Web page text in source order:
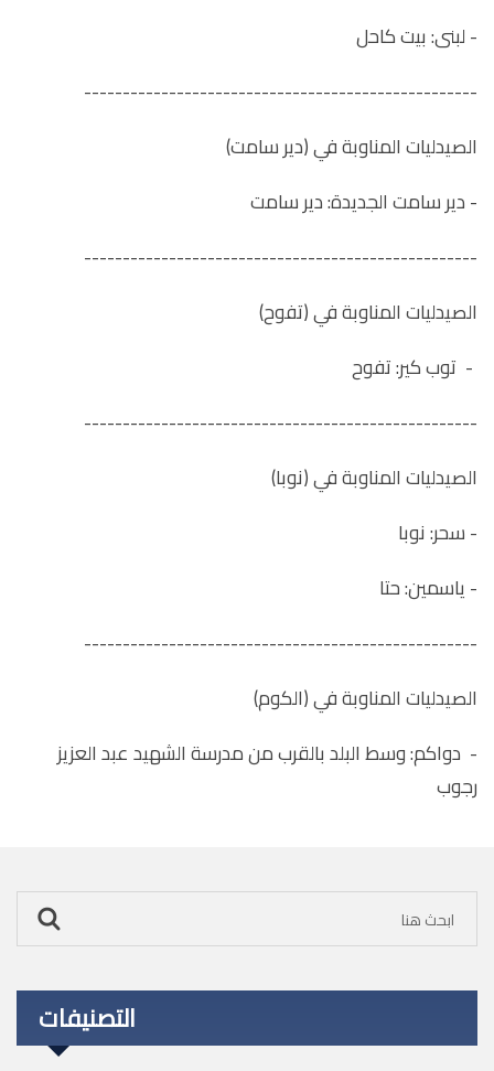
- لبنى: بيت كاحل
---------------------------------------------------
الصيدليات المناوبة في (دير سامت)
- دير سامت الجديدة: دير سامت
---------------------------------------------------
الصيدليات المناوبة في (تفوح)
- توب كير: تفوح
---------------------------------------------------
الصيدليات المناوبة في (نوبا)
- سحر: نوبا
- ياسمين: حتا
---------------------------------------------------
الصيدليات المناوبة في (الكوم)
- دواكم: وسط البلد بالقرب من مدرسة الشهيد عبد العزيز
رجوب
التصنيفات